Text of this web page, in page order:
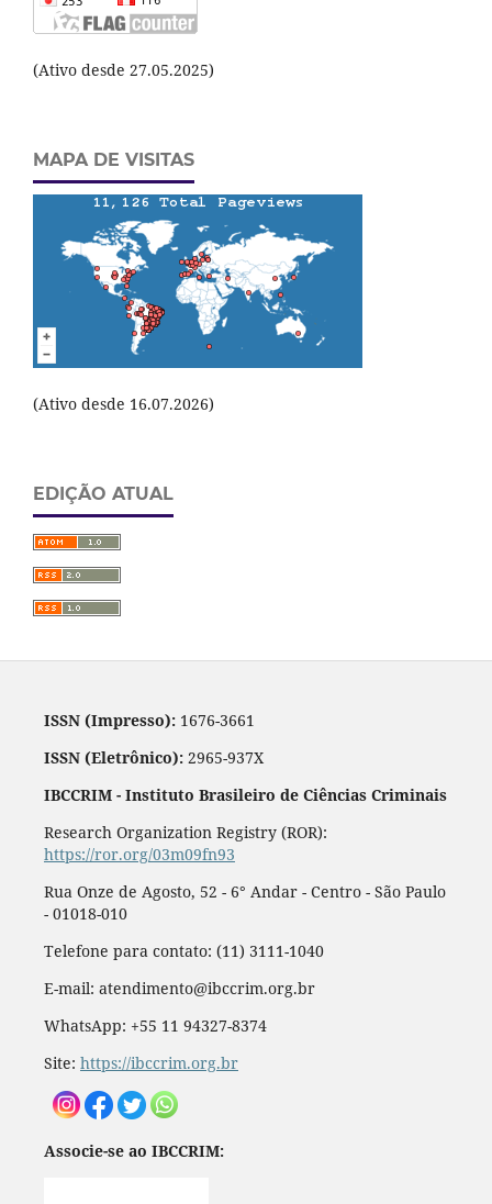
(Ativo desde 27.05.2025)
MAPA DE VISITAS
(Ativo desde 16.07.2026)
EDIÇÃO ATUAL
ISSN (Impresso):1676-3661
ISSN (Eletrônico):2965-937X
IBCCRIM - Instituto Brasileiro de Ciências Criminais
Research Organization Registry (ROR):
https://ror.org/03m09fn93
Rua Onze de Agosto, 52 - 6° Andar - Centro - São Paulo
- 01018-010
Telefone para contato: (11) 3111-1040
E-mail: atendimento@ibccrim.org.br
WhatsApp: +55 11 94327-8374
Site: https://ibccrim.org.br
Associe-se ao IBCCRIM: